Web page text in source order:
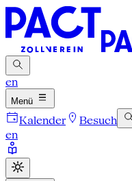
en
Menü
Kalender Besuch
en